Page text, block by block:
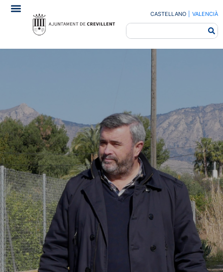
CASTELLANO VALENCIÀ